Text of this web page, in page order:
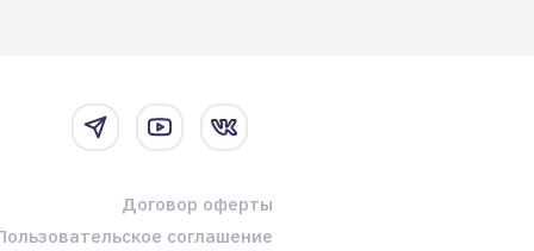
Договор оферты
соглашение